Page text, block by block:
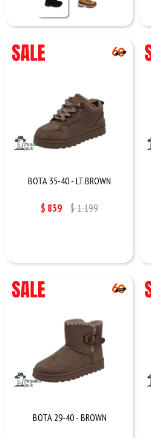
BOTA 35-40 - LT.BROWN
$ 839 $1.199
BOTA 29-40 - BROWN